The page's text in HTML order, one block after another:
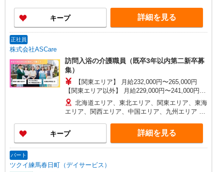
【在宅介護センター小岩】東京都江戸川区西小岩
四丁目14-6 メゾン司1階1F号室 【在宅介護セン
ター西東京】東京都西東京市西原町一丁目4-6 サ
【在宅介護センター大田】東京都大田区蒲田二丁
目19-8
キープ 詳細を見る
正社員
株式会社ASCare
訪問入浴の介護職員（既卒3年以内第二新卒募
集）
【関東エリア】 月給232,000円〜265,000円
【関東エリア以外】 月給229,000円〜241,000円
※勤務地域により異なります ※地域手当含む ※交
付金手当含む ※各種手当は待遇項目を参照 ◎キャ
リアステップ年収モデル（参考値） 一般職（平均
勤続年数5年）390万円 事業所長（平均勤続年数10
年 2〜3年で所長になる人もいます！）500万円
ブロック長（平均勤続年数13年）650万円 エリア
北海道エリア、東北エリア、関東エリア、東海
エリア、関西エリア、中国エリア、九州エリア ※
属されます。 ※Ｕ・Ｉターン歓迎！会社都合によ
る異動等はございません！
キープ 詳細を見る
パート
ツクイ練馬春日町（デイサービス）